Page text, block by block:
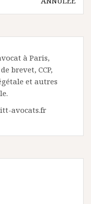
à Paris,
brevet, CCP,
et autres
avocats.fr